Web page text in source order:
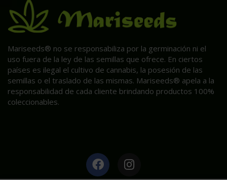
Mariseeds® no se responsabiliza por la germinación ni el
uso fuera de la ley de las semillas que ofrece. En ciertos
países es ilegal el cultivo de cannabis, la posesión de las
semillas o el traslado de las mismas. Mariseeds® apela a la
responsabilidad de cada cliente brindando productos 100%
coleccionables.